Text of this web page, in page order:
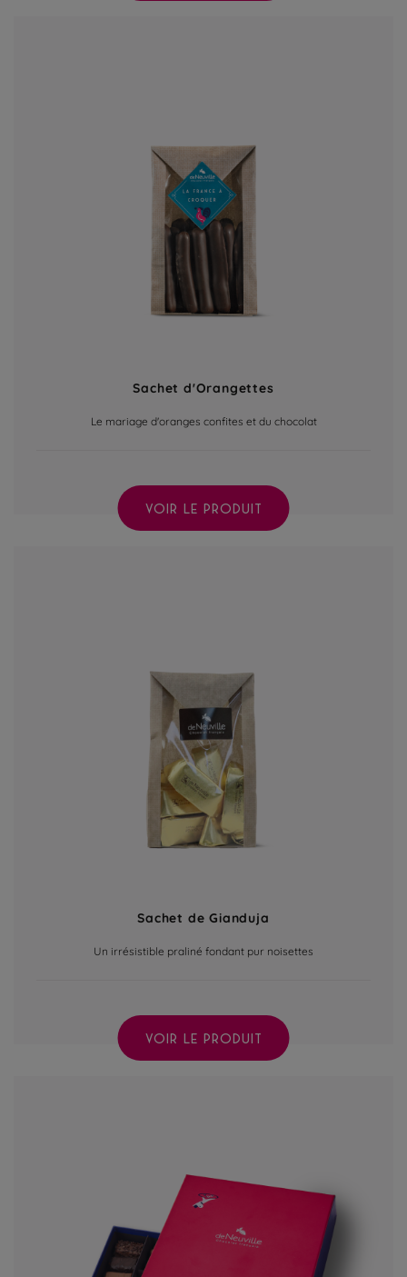
Sachet d'Orangettes
Le mariage d'oranges confites et du chocolat
VOIR LE PRODUIT
Sachet de Gianduja
Un irrésistible praliné fondant pur noisettes
VOIR LE PRODUIT